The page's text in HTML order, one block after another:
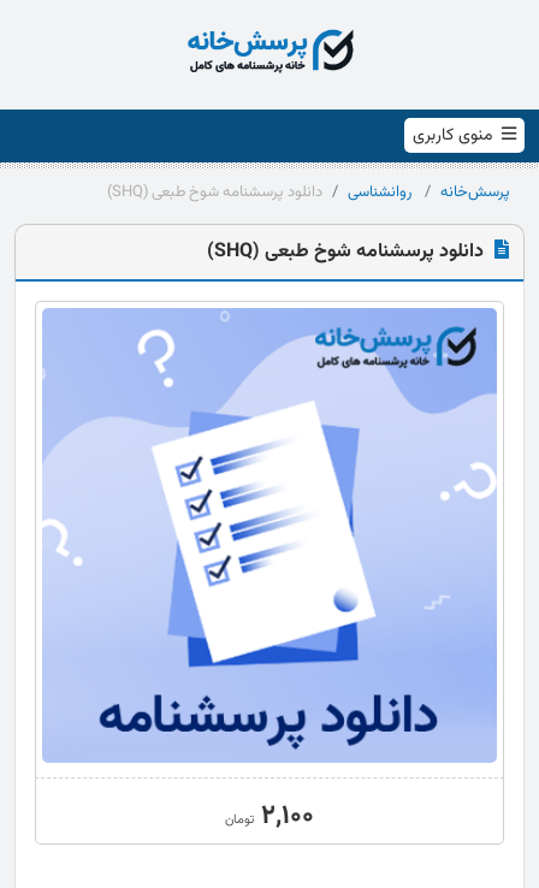
منوی کاربری
پرسش‌خانه روانشناسی دانلود پرسشنامه شوخ طبعی (SHQ)
دانلود پرسشنامه شوخ طبعی (SHQ)
2,100 تومان